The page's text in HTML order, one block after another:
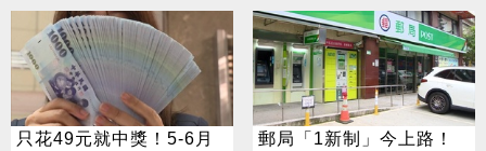
只花49元就中獎！5-6月
郵局「1新制」今上路！